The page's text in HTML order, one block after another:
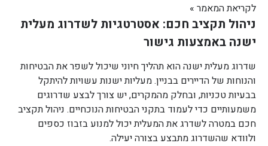
לקריאת המאמר »
ניהול תקציב חכם: אסטרטגיות לשדרוג מעלית
ישנה באמצעות גישור
שדרוג מעלית ישנה הוא תהליך חיוני שיכול לשפר את הבטיחות
והנוחות של הדיירים בבניין. מעליות ישנות עשויות להיתקל
בבעיות טכניות, ובחלק מהמקרים, יש צורך לבצע שדרוגים
משמעותיים כדי לעמוד בתקני הבטיחות הנוכחיים. ניהול תקציב
חכם במטרה לשדרג את המעלית יכול למנוע בזבוז כספים
ולוודא שהשדרוג מתבצע בצורה יעילה.